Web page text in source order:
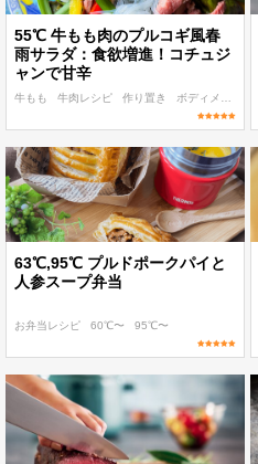
55℃ 牛もも肉のプルコギ風春
雨サラダ：食欲増進！コチュジ
ャンで甘辛
牛もも 牛肉レシピ 作り置き ボディメイク
63℃,95℃ プルドポークパイと
人参スープ弁当
お弁当レシピ 60℃〜 95℃〜